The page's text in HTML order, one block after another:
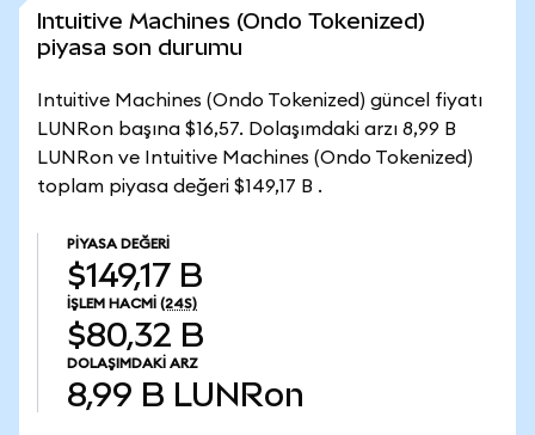
Intuitive Machines (Ondo Tokenized)
piyasa son durumu
Intuitive Machines (Ondo Tokenized) güncel fiyatı
LUNRon başına $16,57. Dolaşımdaki arzı 8,99 B
LUNRon ve Intuitive Machines (Ondo Tokenized)
toplam piyasa değeri $149,17 B .
PIYASA DEĞERI
$149,17 B
İŞLEM HACMI (24S)
$80,32 B
DOLAŞIMDAKI ARZ
8,99 B LUNRon